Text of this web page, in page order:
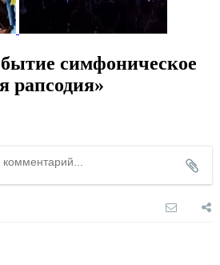
симфоническое
рапсодия»